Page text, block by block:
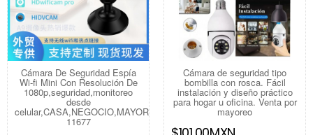
Cámara De Seguridad Espía
Wi-fi Mini Con Resolución De
1080p,seguridad,monitoreo
desde
celular,CASA,NEGOCIO,MAYOREO.
11677
Cámara de seguridad tipo
bombilla con rosca. Fácil
instalación y diseño práctico
para hogar u oficina. Venta por
mayoreo